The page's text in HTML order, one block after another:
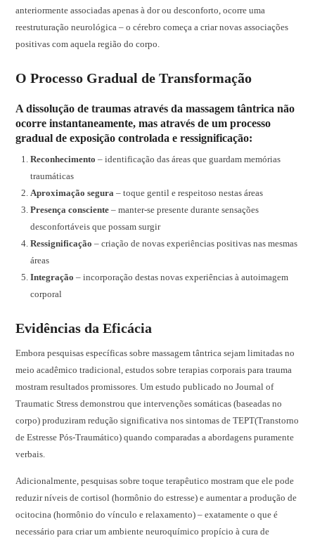
anteriormente associadas apenas à dor ou desconforto, ocorre uma
reestruturação neurológica – o cérebro começa a criar novas associações
positivas com aquela região do corpo.
O Processo Gradual de Transformação
A dissolução de traumas através da massagem tântrica não
ocorre instantaneamente, mas através de um processo
gradual de exposição controlada e ressignificação:
Reconhecimento – identificação das áreas que guardam memórias
traumáticas
Aproximação segura – toque gentil e respeitoso nestas áreas
Presença consciente – manter-se presente durante sensações
desconfortáveis que possam surgir
Ressignificação – criação de novas experiências positivas nas mesmas
áreas
Integração – incorporação destas novas experiências à autoimagem
corporal
Evidências da Eficácia
Embora pesquisas específicas sobre massagem tântrica sejam limitadas no
meio acadêmico tradicional, estudos sobre terapias corporais para trauma
mostram resultados promissores. Um estudo publicado no Journal of
Traumatic Stress demonstrou que intervenções somáticas (baseadas no
corpo) produziram redução significativa nos sintomas de TEPT(Transtorno
de Estresse Pós-Traumático) quando comparadas a abordagens puramente
verbais.
Adicionalmente, pesquisas sobre toque terapêutico mostram que ele pode
reduzir níveis de cortisol (hormônio do estresse) e aumentar a produção de
ocitocina (hormônio do vínculo e relaxamento) – exatamente o que é
necessário para criar um ambiente neuroquímico propício à cura de